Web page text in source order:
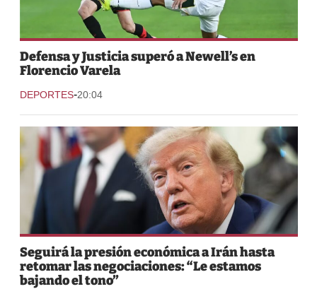
Defensa y Justicia superó a Newell’s en
Florencio Varela
DEPORTES-20:04
Seguirá la presión económica a Irán hasta
retomar las negociaciones: “Le estamos
bajando el tono”